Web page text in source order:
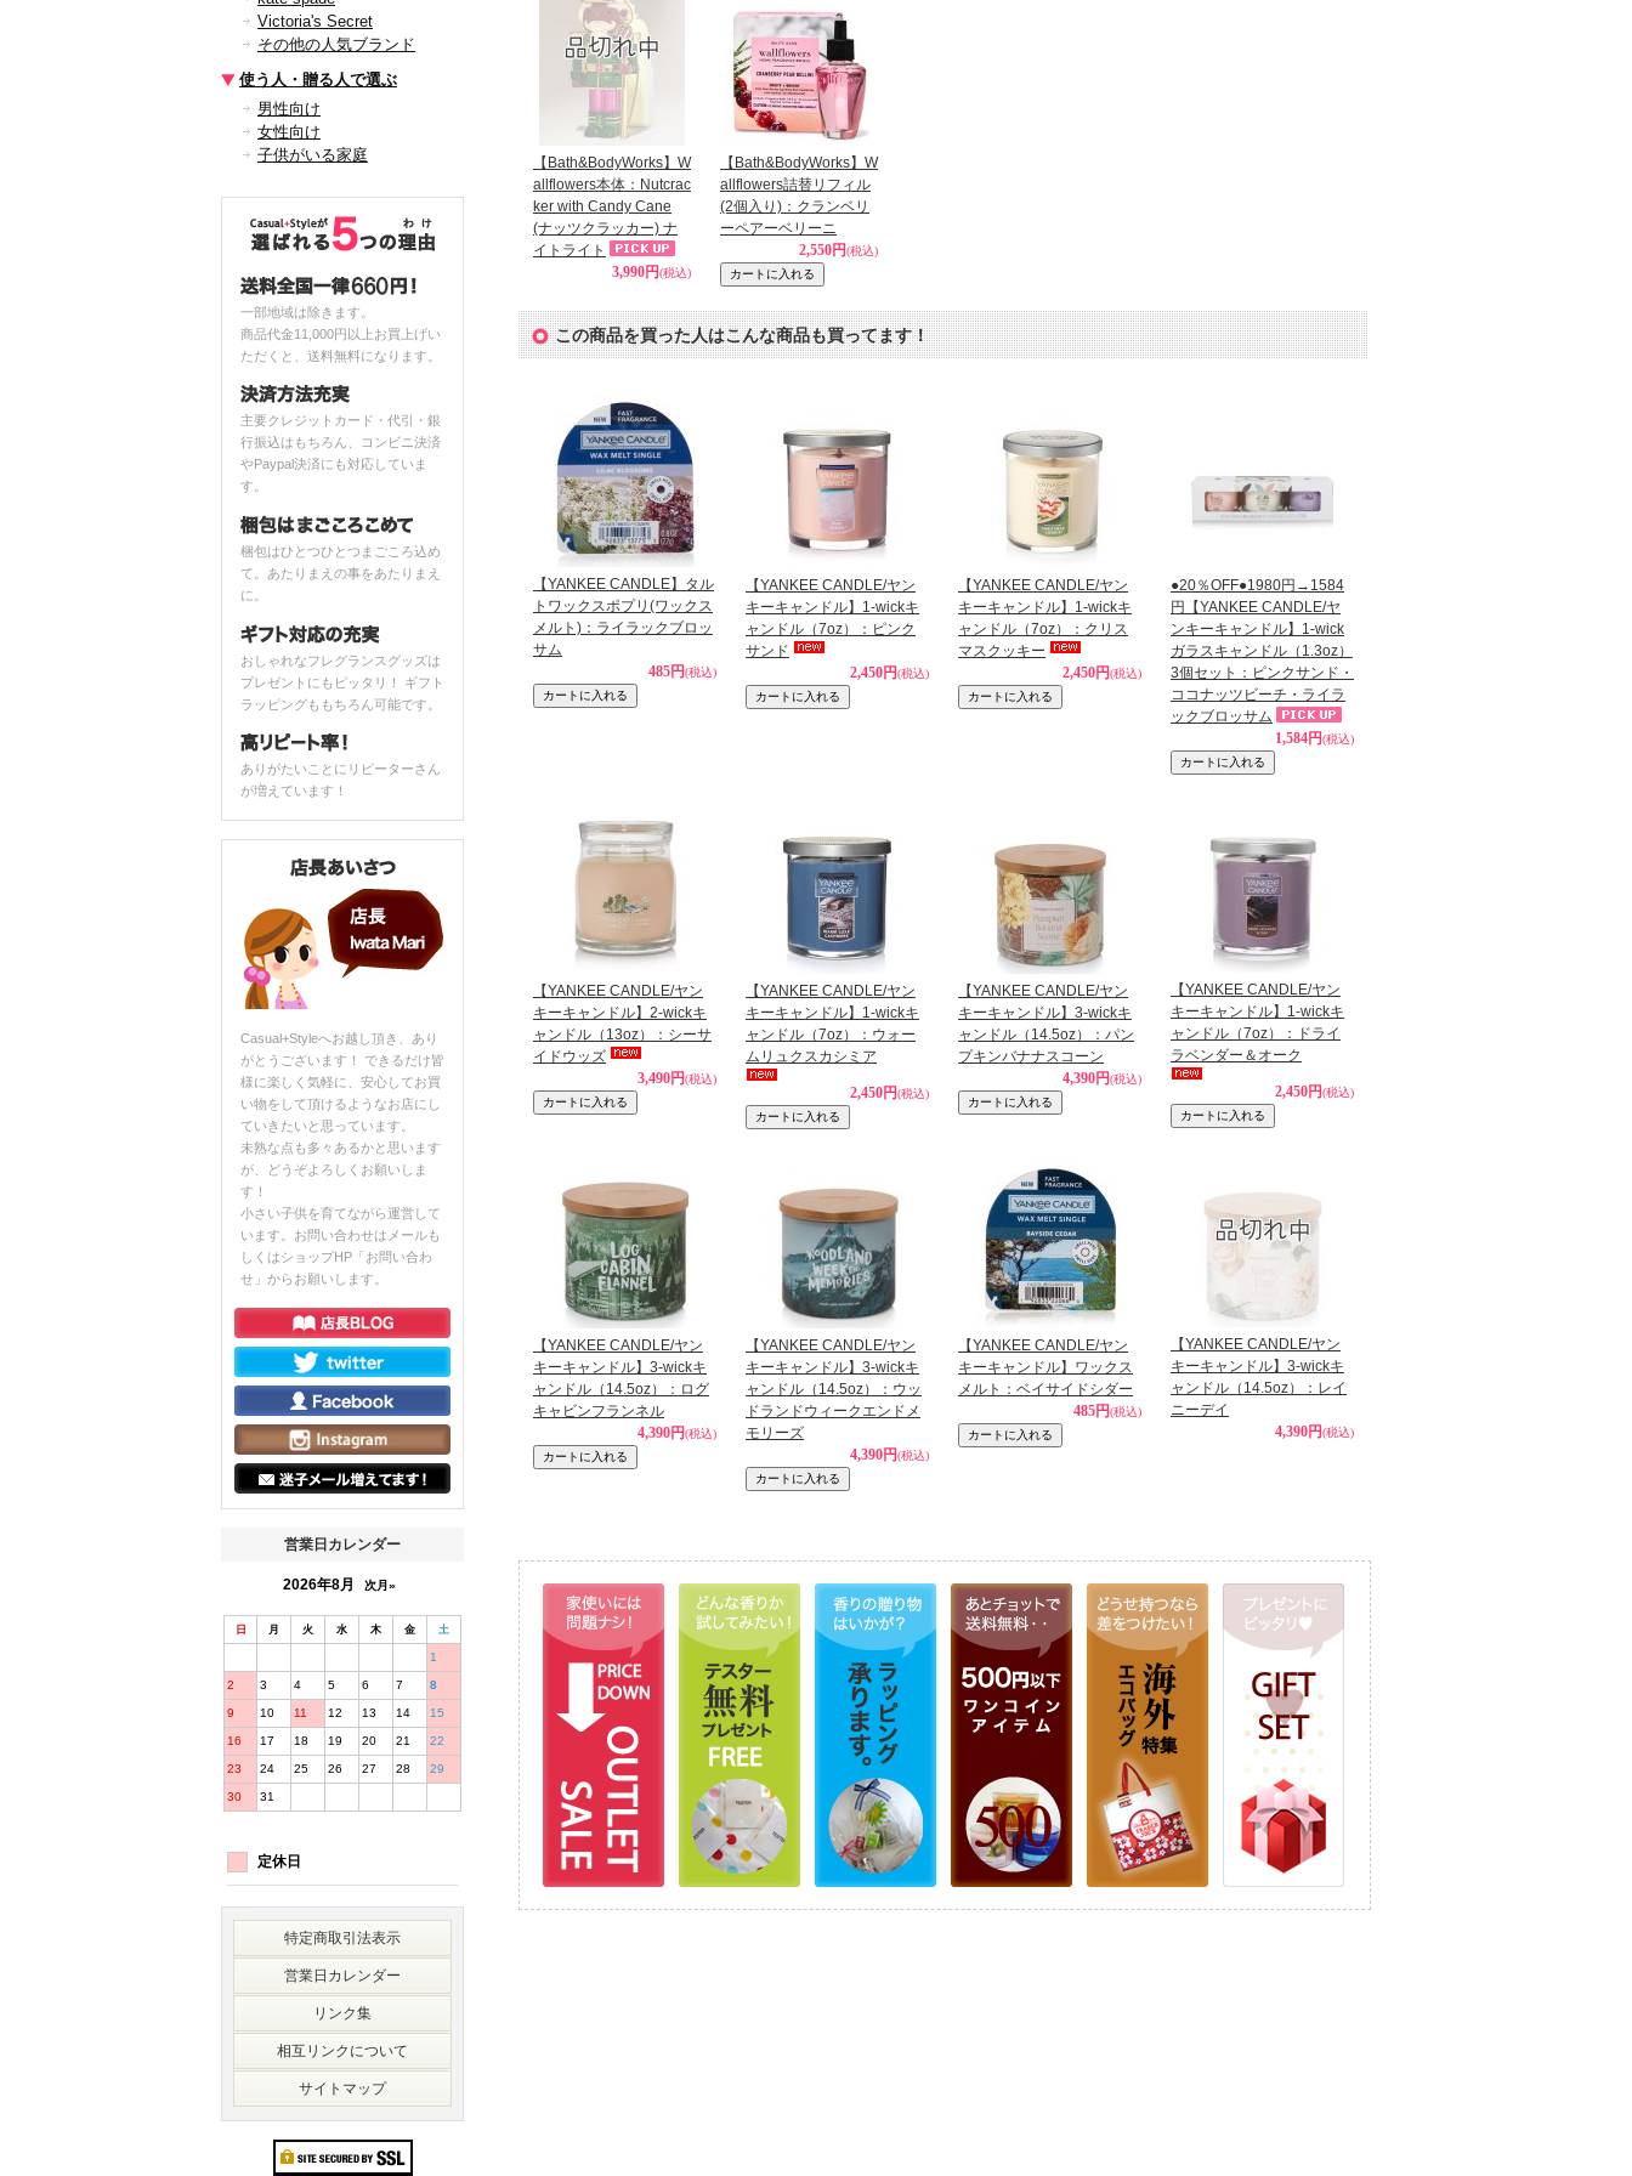
Victoria's Secret
その他の人気ブランド
使う人・贈る人で選ぶ
男性向け
女性向け
子供がいる家庭
一部地域は除きます。
商品代金11,000円以上お買上げい
ただくと、送料無料になります。
主要クレジットカード・代引・銀
行振込はもちろん、コンビニ決済
やPaypal決済にも対応していま
す。
梱包はひとつひとつまごころ込め
て。あたりまえの事をあたりまえ
に。
おしゃれなフレグランスグッズは
プレゼントにもピッタリ！ ギフト
ラッピングももちろん可能です。
ありがたいことにリピーターさん
が増えています！
Casual+Styleへお越し頂き、あり
がとうございます！ できるだけ皆
様に楽しく気軽に、安心してお買
い物をして頂けるようなお店にし
ていきたいと思っています。
未熟な点も多々あるかと思います
が、どうぞよろしくお願いしま
す！
小さい子供を育てながら運営して
います。お問い合わせはメールも
しくはショップHP「お問い合わ
せ」からお願いします。
営業日カレンダー
2026年8月 次月»
日 月 火 水 木 金 土
1
2 3 4 5 6 7 8
9 10 11 12 13 14 15
16 17 18 19 20 21 22
23 24 25 26 27 28 29
30 31
定休日
特定商取引法表示
営業日カレンダー
リンク集
相互リンクについて
サイトマップ
【Bath&BodyWorks】W
allflowers本体：Nutcrac
ker with Candy Cane
(ナッツクラッカー) ナ
イトライト
3,990円(税込)
【Bath&BodyWorks】W
allflowers詰替リフィル
(2個入り)：クランベリ
ーペアーベリーニ
2,550円(税込)
この商品を買った人はこんな商品も買ってます！
【YANKEE CANDLE】タル
トワックスポプリ(ワックス
メルト)：ライラックブロッ
サム
485円(税込)
【YANKEE CANDLE/ヤン
キーキャンドル】1-wickキ
ャンドル（7oz）：ピンク
サンド
2,450円(税込)
【YANKEE CANDLE/ヤン
キーキャンドル】1-wickキ
ャンドル（7oz）：クリス
マスクッキー
2,450円(税込)
●20％OFF●1980円→1584
円【YANKEE CANDLE/ヤ
ンキーキャンドル】1-wick
ガラスキャンドル（1.3oz）
3個セット：ピンクサンド・
ココナッツビーチ・ライラ
ックブロッサム
1,584円(税込)
【YANKEE CANDLE/ヤン
キーキャンドル】2-wickキ
ャンドル（13oz）：シーサ
イドウッズ
3,490円(税込)
【YANKEE CANDLE/ヤン
キーキャンドル】1-wickキ
ャンドル（7oz）：ウォー
ムリュクスカシミア
2,450円(税込)
【YANKEE CANDLE/ヤン
キーキャンドル】3-wickキ
ャンドル（14.5oz）：パン
プキンバナナスコーン
4,390円(税込)
【YANKEE CANDLE/ヤン
キーキャンドル】1-wickキ
ャンドル（7oz）：ドライ
ラベンダー＆オーク
2,450円(税込)
【YANKEE CANDLE/ヤン
キーキャンドル】3-wickキ
ャンドル（14.5oz）：ログ
キャビンフランネル
4,390円(税込)
【YANKEE CANDLE/ヤン
キーキャンドル】3-wickキ
ャンドル（14.5oz）：ウッ
ドランドウィークエンドメ
モリーズ
4,390円(税込)
【YANKEE CANDLE/ヤン
キーキャンドル】ワックス
メルト：ベイサイドシダー
485円(税込)
【YANKEE CANDLE/ヤン
キーキャンドル】3-wickキ
ャンドル（14.5oz）：レイ
ニーデイ
4,390円(税込)